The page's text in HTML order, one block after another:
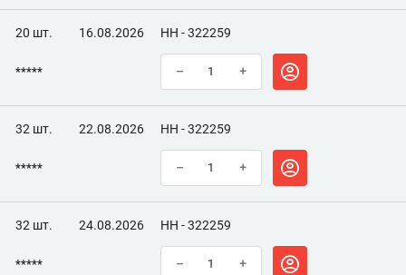
Тип применения По металлу
20 шт. 16.08.2026 НН - 322259
***** – +
32 шт. 22.08.2026 НН - 322259
***** – +
32 шт. 24.08.2026 НН - 322259
***** – +